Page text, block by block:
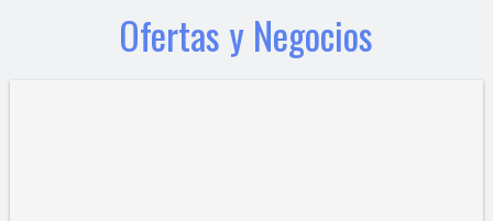
Ofertas y Negocios